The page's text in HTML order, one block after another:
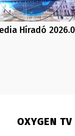
Híradó
OXYGEN